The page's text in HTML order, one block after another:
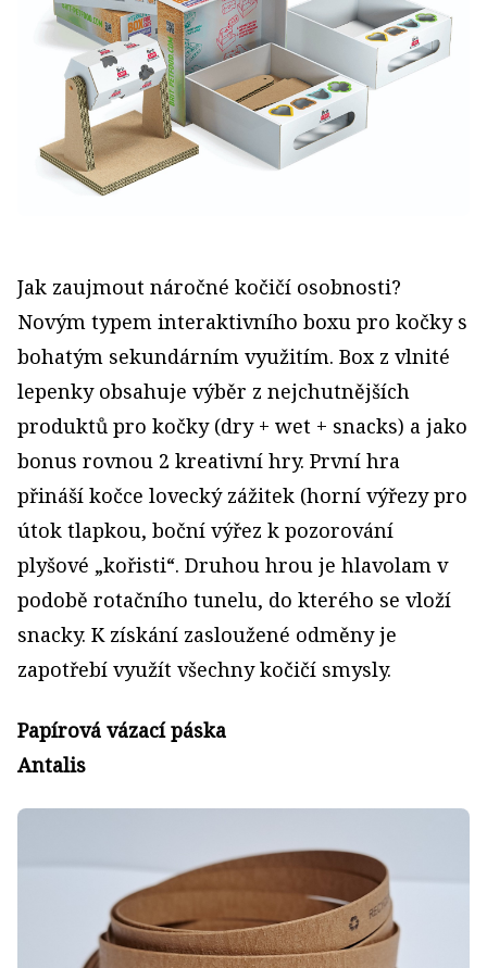
Jak zaujmout náročné kočičí osobnosti?
Novým typem interaktivního boxu pro kočky s
bohatým sekundárním využitím. Box z vlnité
lepenky obsahuje výběr z nejchutnějších
produktů pro kočky (dry + wet + snacks) a jako
bonus rovnou 2 kreativní hry. První hra
přináší kočce lovecký zážitek (horní výřezy pro
útok tlapkou, boční výřez k pozorování
plyšové „kořisti“. Druhou hrou je hlavolam v
podobě rotačního tunelu, do kterého se vloží
snacky. K získání zasloužené odměny je
zapotřebí využít všechny kočičí smysly.
Papírová vázací páska
Antalis